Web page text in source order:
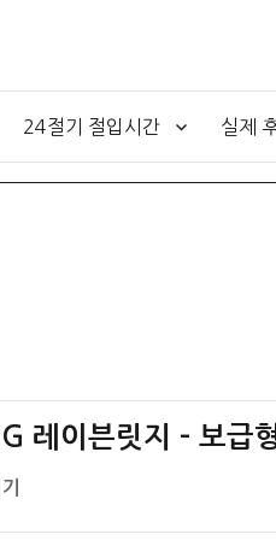
24절기 절입시간 실제
레이븐릿지 – 보급